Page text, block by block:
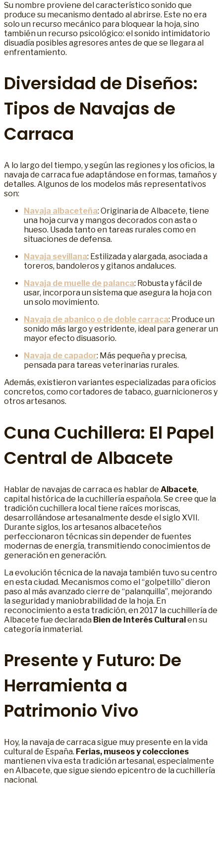
Su nombre proviene del característico sonido que
produce su mecanismo dentado al abrirse. Este no era
solo un recurso mecánico para bloquear la hoja, sino
también un recurso psicológico: el sonido intimidatorio
disuadía posibles agresores antes de que se llegara al
enfrentamiento.
Diversidad de Diseños:
Tipos de Navajas de
Carraca
A lo largo del tiempo, y según las regiones y los oficios, la
navaja de carraca fue adaptándose en formas, tamaños y
detalles. Algunos de los modelos más representativos
son:
Navaja albaceteña: Originaria de Albacete, tiene
una hoja curva y mangos decorados con asta o
hueso. Usada tanto en tareas rurales como en
situaciones de defensa.
Navaja sevillana: Estilizada y alargada, asociada a
toreros, bandoleros y gitanos andaluces.
Navaja de muelle de palanca: Robusta y fácil de
usar, incorpora un sistema que asegura la hoja con
un solo movimiento.
Navaja de abanico o de doble carraca: Produce un
sonido más largo y estridente, ideal para generar un
mayor efecto disuasorio.
Navaja de capador: Más pequeña y precisa,
pensada para tareas veterinarias rurales.
Además, existieron variantes especializadas para oficios
concretos, como cortadores de tabaco, guarnicioneros y
otros artesanos.
Cuna Cuchillera: El Papel
Central de Albacete
Hablar de navajas de carraca es hablar de Albacete,
capital histórica de la cuchillería española. Se cree que la
tradición cuchillera local tiene raíces moriscas,
desarrollándose artesanalmente desde el siglo XVII.
Durante siglos, los artesanos albaceteños
perfeccionaron técnicas sin depender de fuentes
modernas de energía, transmitiendo conocimientos de
generación en generación.
La evolución técnica de la navaja también tuvo su centro
en esta ciudad. Mecanismos como el “golpetillo” dieron
paso al más avanzado cierre de “palanquilla”, mejorando
la seguridad y maniobrabilidad de la hoja. En
reconocimiento a esta tradición, en 2017 la cuchillería de
Albacete fue declarada Bien de Interés Culturalen su
categoría inmaterial.
Presente y Futuro: De
Herramienta a
Patrimonio Vivo
Hoy, la navaja de carraca sigue muy presente en la vida
cultural de España. Ferias, museos y colecciones
mantienen viva esta tradición artesanal, especialmente
en Albacete, que sigue siendo epicentro de la cuchillería
nacional.